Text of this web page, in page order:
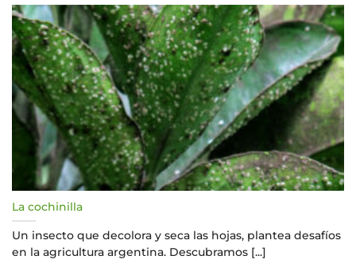
La cochinilla
Un insecto que decolora y seca las hojas, plantea desafíos
en la agricultura argentina. Descubramos [...]